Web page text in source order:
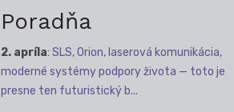
Poradňa
2. apríla: SLS, Orion, laserová komunikácia,
moderné systémy podpory života — toto je
presne ten futuristický b...